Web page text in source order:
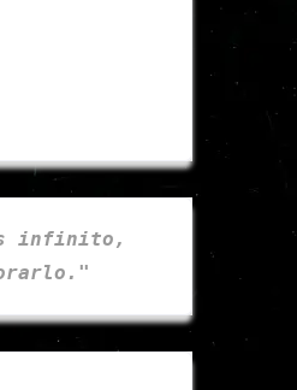
infinito,